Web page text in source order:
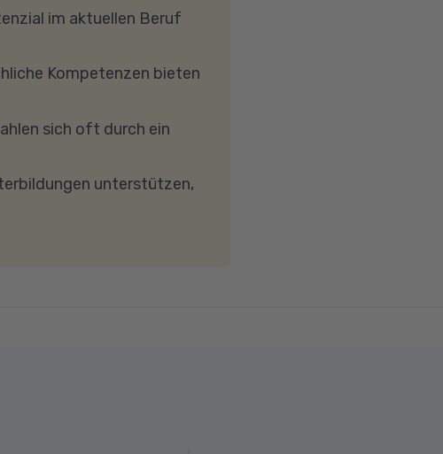
mit Windows 10 oder
Mehrkern-Prozessor
dass Ihre
etc.) die Verbindung
von mindestens 6
im aktuellen Beruf
Kompetenzen bieten
sich oft durch ein
unterstützen,